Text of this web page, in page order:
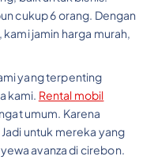
cukup 6 orang. Dengan
jamin harga murah,
yang terpenting
kami. Rental mobil
umum. Karena
untuk mereka yang
avanza di cirebon.